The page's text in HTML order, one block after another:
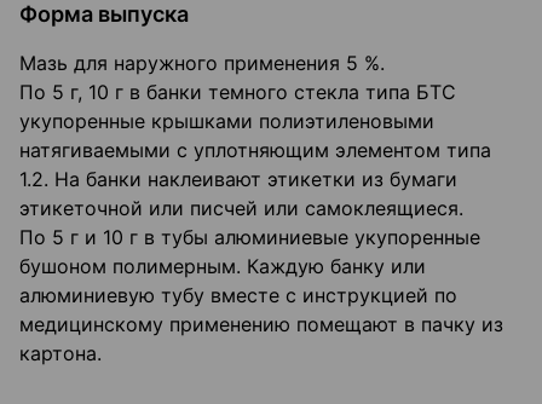
Форма выпуска
Мазь для наружного применения 5 %.
По 5 г, 10 г в банки темного стекла типа БТС
укупоренные крышками полиэтиленовыми
натягиваемыми с уплотняющим элементом типа
1.2. На банки наклеивают этикетки из бумаги
этикеточной или писчей или самоклеящиеся.
По 5 г и 10 г в тубы алюминиевые укупоренные
бушоном полимерным. Каждую банку или
алюминиевую тубу вместе с инструкцией по
медицинскому применению помещают в пачку из
картона.